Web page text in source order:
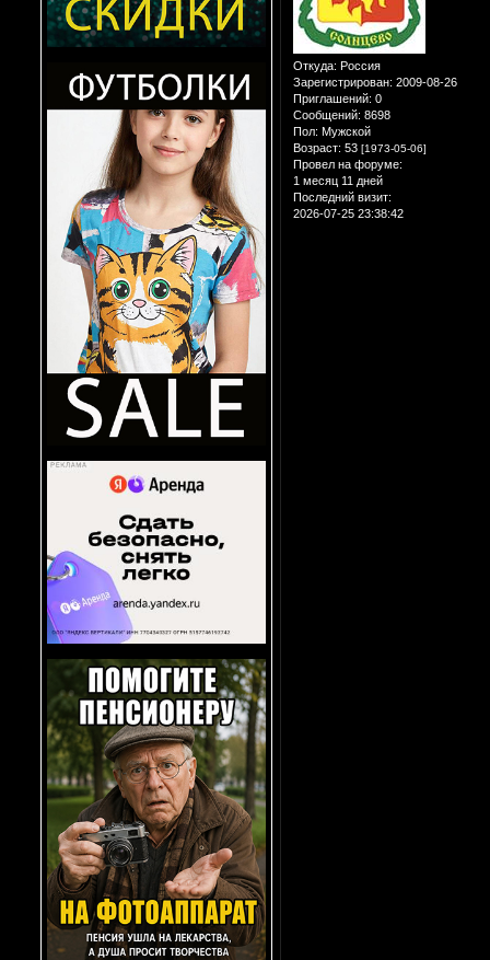
Откуда: Россия
Зарегистрирован: 2009-08-26
Приглашений: 0
Сообщений: 8698
Пол: Мужской
Возраст: 53 [1973-05-06]
Провел на форуме:
1 месяц 11 дней
Последний визит:
2026-07-25 23:38:42